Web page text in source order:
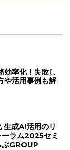
効率化！失敗し
や活用事例も解
生成AI活用のリ
ーラム2025セミ
ぶGROUP